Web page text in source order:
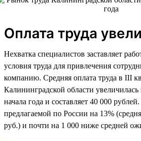
Оплата труда
Нехватка специалистов заставляет
условия труда для привлечения
компанию. Средняя оплата труда в III
Калининградской области
начала года и составляет 40 000
предлагаемой по России на 13%
руб.) и почти на 1 000 ниже средней